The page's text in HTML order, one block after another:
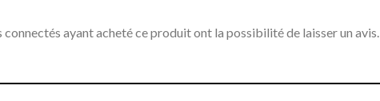
connectés ayant acheté ce produit ont la possibilité de laisser un avis.